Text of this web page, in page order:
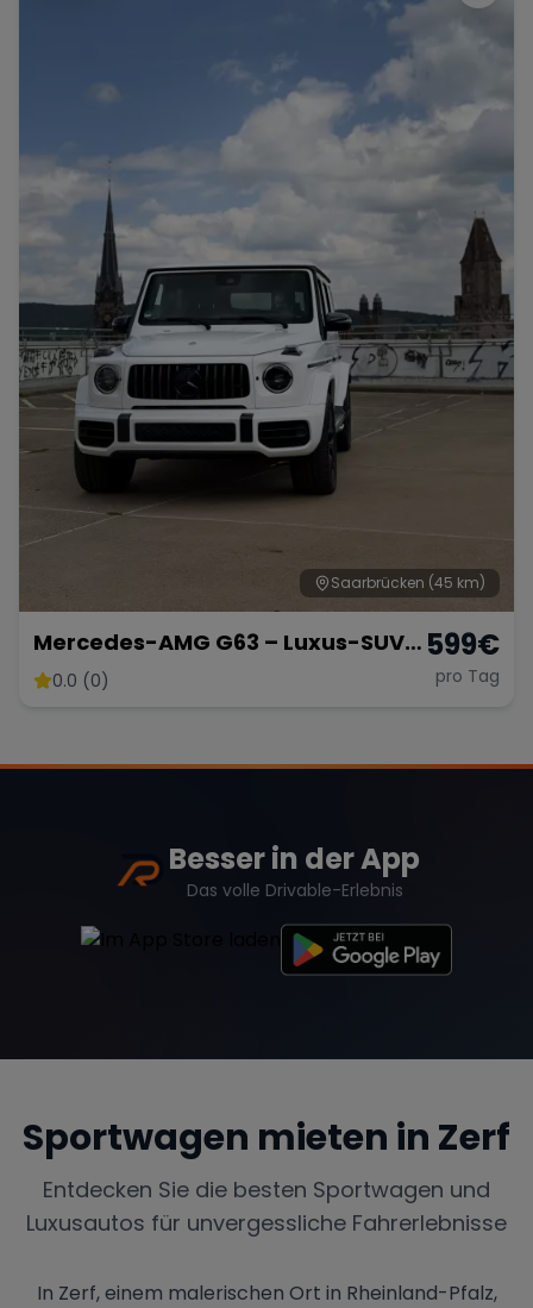
Saarbrücken (45 km)
Mercedes-AMG G63 – Luxus-SUV
in Weiß Matt
0.0 (0)
599€
pro Tag
Besser in der App
Das volle Drivable-Erlebnis
Sportwagen mieten in Zerf
Entdecken Sie die besten Sportwagen und
Luxusautos für unvergessliche Fahrerlebnisse
In Zerf, einem malerischen Ort in Rheinland-Pfalz,